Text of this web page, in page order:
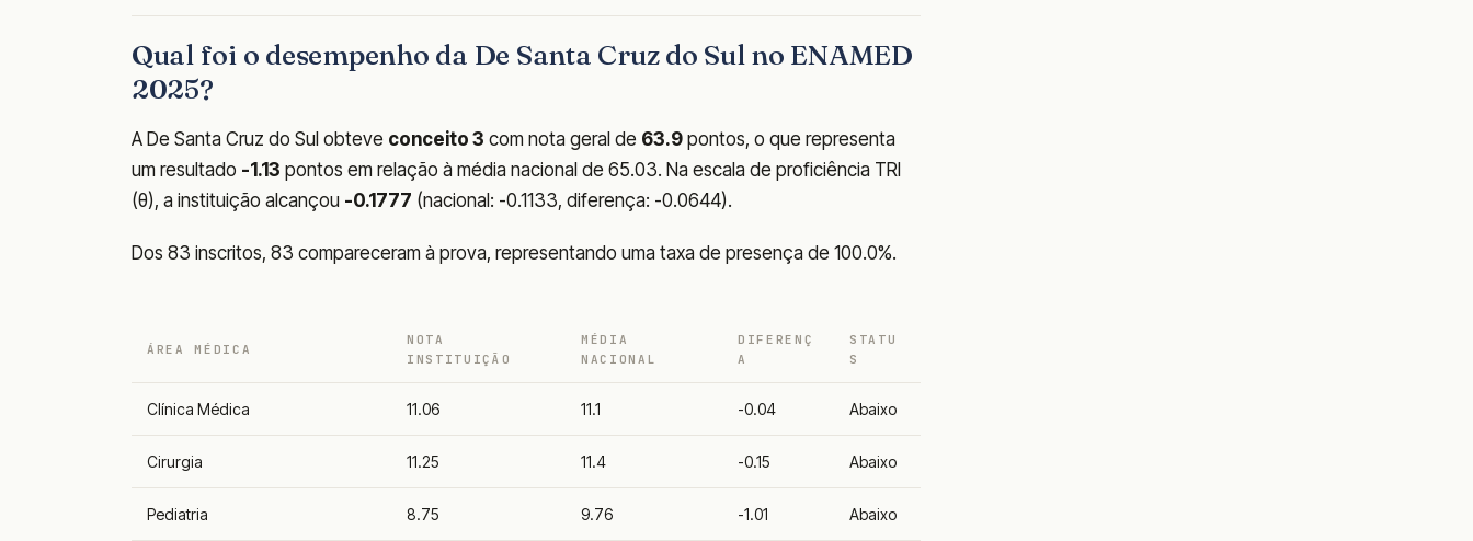
Qual foi o desempenho da De Santa Cruz do Sul no ENAMED
2025?
A De Santa Cruz do Sul obteve conceito 3 com nota geral de 63.9 pontos, o que representa
um resultado -1.13 pontos em relação à média nacional de 65.03. Na escala de proficiência TRI
(θ), a instituição alcançou -0.1777 (nacional: -0.1133, diferença: -0.0644).
Dos 83 inscritos, 83 compareceram à prova, representando uma taxa de presença de 100.0%.
ÁREA MÉDICA
NOTA
INSTITUIÇÃO
MÉDIA
NACIONAL
DIFERENÇ
A
STATU
S
Clínica Médica 11.06 11.1 -0.04 Abaixo
Cirurgia 11.25 11.4 -0.15 Abaixo
Pediatria 8.75 9.76 -1.01 Abaixo